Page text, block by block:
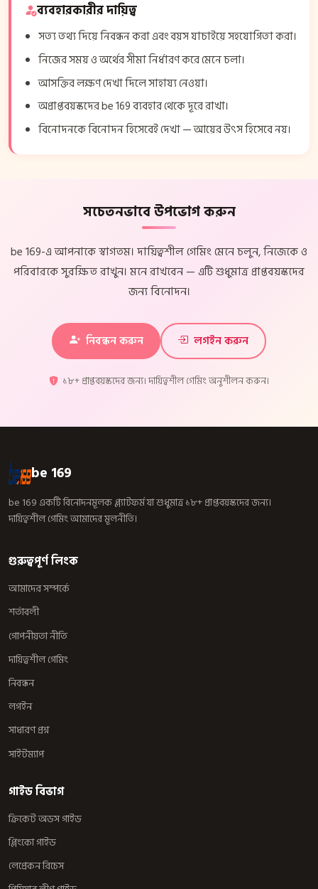
ব্যবহারকারীর দায়িত্ব
সত্য তথ্য দিয়ে নিবন্ধন করা এবং বয়স যাচাইয়ে সহযোগিতা করা।
নিজের সময় ও অর্থের সীমা নির্ধারণ করে মেনে চলা।
আসক্তির লক্ষণ দেখা দিলে সাহায্য নেওয়া।
অপ্রাপ্তবয়স্কদের be 169 ব্যবহার থেকে দূরে রাখা।
বিনোদনকে বিনোদন হিসেবেই দেখা — আয়ের উৎস হিসেবে নয়।
সচেতনভাবে উপভোগ করুন
be 169-এ আপনাকে স্বাগতম। দায়িত্বশীল গেমিং মেনে চলুন, নিজেকে ও
পরিবারকে সুরক্ষিত রাখুন। মনে রাখবেন — এটি শুধুমাত্র প্রাপ্তবয়স্কদের
জন্য বিনোদন।
নিবন্ধন করুন লগইন করুন
১৮+ প্রাপ্তবয়স্কদের জন্য। দায়িত্বশীল গেমিং অনুশীলন করুন।
be 169
be 169 একটি বিনোদনমূলক প্ল্যাটফর্ম যা শুধুমাত্র ১৮+ প্রাপ্তবয়স্কদের জন্য।
দায়িত্বশীল গেমিং আমাদের মূলনীতি।
গুরুত্বপূর্ণ লিংক
আমাদের সম্পর্কে
শর্তাবলী
গোপনীয়তা নীতি
দায়িত্বশীল গেমিং
নিবন্ধন
লগইন
সাধারণ প্রশ্ন
সাইটম্যাপ
গাইড বিভাগ
ক্রিকেট অডস গাইড
প্লিংকো গাইড
লেপ্রেকন রিচেস